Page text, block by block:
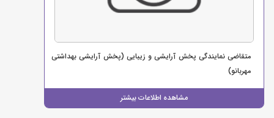
مشاهده اطلاعات بیشتر
متقاضی نمایندگی پخش آرایشی و زیبایی (پخش آرایشی بهداشتی
مهربانو)